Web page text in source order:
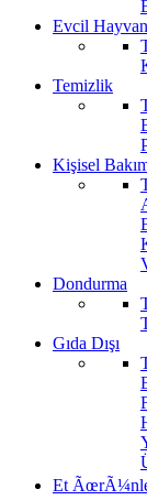
Evcil Hayvan
Temizlik
Kişisel
Dondurma
Gıda Dışı
Et